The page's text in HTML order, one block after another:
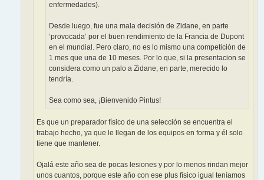
enfermedades).
Desde luego, fue una mala decisión de Zidane, en parte
‘provocada’ por el buen rendimiento de la Francia de Dupont
en el mundial. Pero claro, no es lo mismo una competición de
1 mes que una de 10 meses. Por lo que, si la presentacion se
considera como un palo a Zidane, en parte, merecido lo
tendría.
Sea como sea, ¡Bienvenido Pintus!
Es que un preparador físico de una selección se encuentra el
trabajo hecho, ya que le llegan de los equipos en forma y él solo
tiene que mantener.
Ojalá este año sea de pocas lesiones y por lo menos rindan mejor
unos cuantos, porque este año con ese plus físico igual teníamos